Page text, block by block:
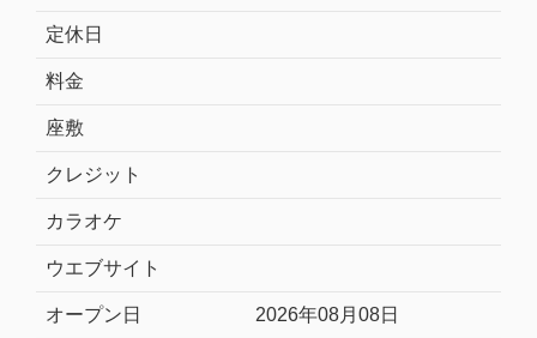
定休日
料金
座敷
クレジット
カラオケ
ウエブサイト
オープン日 2026年08月08日